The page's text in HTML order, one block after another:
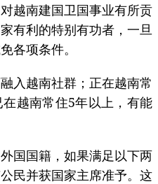
越南建国卫国事业有所贡
有利的特别有功者，一旦
各项条件。
越南社群；正在越南常
越南常住5年以上，有能
国籍，如果满足以下两
民并获国家主席准予。这